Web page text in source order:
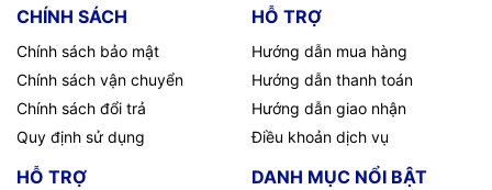
CHÍNH SÁCH
Chính sách bảo mật
Chính sách vận chuyển
Chính sách đổi trả
Quy định sử dụng
HỖ TRỢ
Hướng dẫn mua hàng
Hướng dẫn thanh toán
Hướng dẫn giao nhận
Điều khoản dịch vụ
HỖ TRỢ DANH MỤC NỔI BẬT